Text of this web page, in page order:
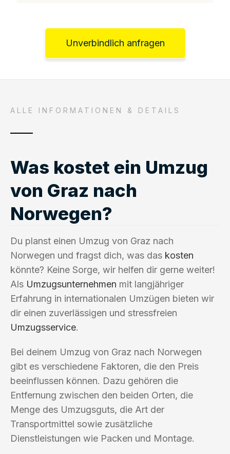
Unverbindlich anfragen
ALLE INFORMATIONEN & DETAILS
Was kostet ein Umzug
von Graz nach
Norwegen?
Du planst einen Umzug von Graz nach
Norwegen und fragst dich, was das kosten
könnte? Keine Sorge, wir helfen dir gerne weiter!
Als Umzugsunternehmen mit langjähriger
Erfahrung in internationalen Umzügen bieten wir
dir einen zuverlässigen und stressfreien
Umzugsservice.
Bei deinem Umzug von Graz nach Norwegen
gibt es verschiedene Faktoren, die den Preis
beeinflussen können. Dazu gehören die
Entfernung zwischen den beiden Orten, die
Menge des Umzugsguts, die Art der
Transportmittel sowie zusätzliche
Dienstleistungen wie Packen und Montage.